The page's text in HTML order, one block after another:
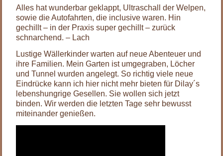
Alles hat wunderbar geklappt, Ultraschall der Welpen,
sowie die Autofahrten, die inclusive waren. Hin
gechillt – in der Praxis super gechillt – zurück
schnarchend. – Lach
Lustige Wällerkinder warten auf neue Abenteuer und
ihre Familien. Mein Garten ist umgegraben, Löcher
und Tunnel wurden angelegt. So richtig viele neue
Eindrücke kann ich hier nicht mehr bieten für Dilay´s
lebenshungrige Gesellen. Sie wollen sich jetzt
binden. Wir werden die letzten Tage sehr bewusst
miteinander genießen.